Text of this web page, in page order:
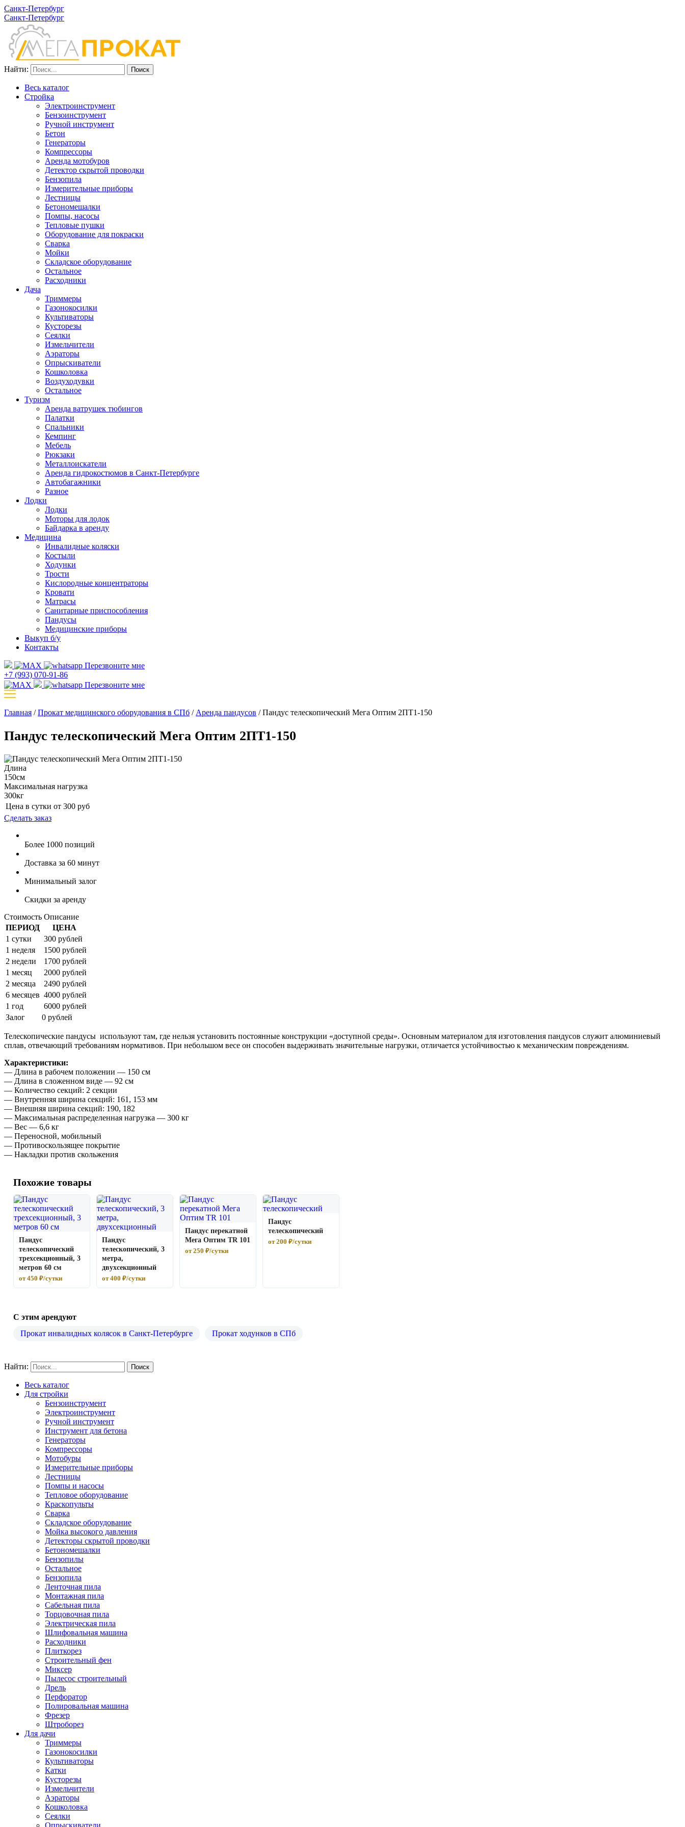
Санкт-Петербург
Санкт-Петербург
Найти:
Весь каталог
Стройка
Электроинструмент
Бензоинструмент
Ручной инструмент
Бетон
Генераторы
Компрессоры
Аренда мотобуров
Детектор скрытой проводки
Бензопила
Измерительные приборы
Лестницы
Бетономешалки
Помпы, насосы
Тепловые пушки
Оборудование для покраски
Сварка
Мойки
Складское оборудование
Остальное
Расходники
Дача
Триммеры
Газонокосилки
Культиваторы
Кусторезы
Сеялки
Измельчители
Аэраторы
Опрыскиватели
Кошколовка
Воздуходувки
Остальное
Туризм
Аренда ватрушек тюбингов
Палатки
Спальники
Кемпинг
Мебель
Рюкзаки
Металлоискатели
Аренда гидрокостюмов в Санкт-Петербурге
Автобагажники
Разное
Лодки
Лодки
Моторы для лодок
Байдарка в аренду
Медицина
Инвалидные коляски
Костыли
Ходунки
Трости
Кислородные концентраторы
Кровати
Матрасы
Санитарные приспособления
Пандусы
Медицинские приборы
Выкуп б/у
Контакты
Перезвоните мне
+7 (993) 070-91-86
Перезвоните мне
Главная /Прокат медицинского оборудования в СПб / Аренда пандусов /Пандус телескопический Мега Оптим 2ПТ1-150
Пандус телескопический Мега Оптим 2ПТ1-150
Длина
150см
Максимальная нагрузка
300кг
Цена в сутки от 300 руб
Сделать заказ
Более 1000 позиций
Доставка за 60 минут
Минимальный залог
Скидки за аренду
Стоимость Описание
ПЕРИОД
ЦЕНА
1 сутки
300 рублей
1 неделя
1500 рублей
2 недели
1700 рублей
1 месяц
2000 рублей
2 месяца
2490 рублей
6 месяцев 4000 рублей
1 год
6000 рублей
Залог
0 рублей
Телескопические пандусы используют там, где нельзя установить постоянные конструкции «доступной среды». Основным материалом для изготовления пандусов служит алюминиевый
сплав, отвечающий требованиям нормативов. При небольшом весе он способен выдерживать значительные нагрузки, отличается устойчивостью к механическим повреждениям.
Характеристики:
— Длина в рабочем положении — 150 см
— Длина в сложенном виде — 92 см
— Количество секций: 2 секции
— Внутренняя ширина секций: 161, 153 мм
— Внешняя ширина секций: 190, 182
— Максимальная распределенная нагрузка — 300 кг
— Вес — 6,6 кг
— Переносной, мобильный
— Противоскользящее покрытие
— Накладки против скольжения
Похожие товары
Пандус
телескопический
трехсекционный, 3
метров 60 см
от 450 ₽/сутки
Пандус
телескопический, 3
метра,
двухсекционный
от 400 ₽/сутки
Пандус перекатной
Мега Оптим TR 101
от 250 ₽/сутки
Пандус
телескопический
от 200 ₽/сутки
С этим арендуют
Прокат инвалидных колясок в Санкт-Петербурге
Прокат ходунков в СПб
Найти:
Весь каталог
Для стройки
Бензоинструмент
Электроинструмент
Ручной инструмент
Инструмент для бетона
Генераторы
Компрессоры
Мотобуры
Измерительные приборы
Лестницы
Помпы и насосы
Тепловое оборудование
Краскопульты
Сварка
Складское оборудование
Мойка высокого давления
Детекторы скрытой проводки
Бетономешалки
Бензопилы
Остальное
Бензопила
Ленточная пила
Монтажная пила
Сабельная пила
Торцовочная пила
Электрическая пила
Шлифовальная машина
Расходники
Плиткорез
Строительный фен
Миксер
Пылесос строительный
Дрель
Перфоратор
Полировальная машина
Фрезер
Штроборез
Для дачи
Триммеры
Газонокосилки
Культиваторы
Катки
Кусторезы
Измельчители
Аэраторы
Кошколовка
Сеялки